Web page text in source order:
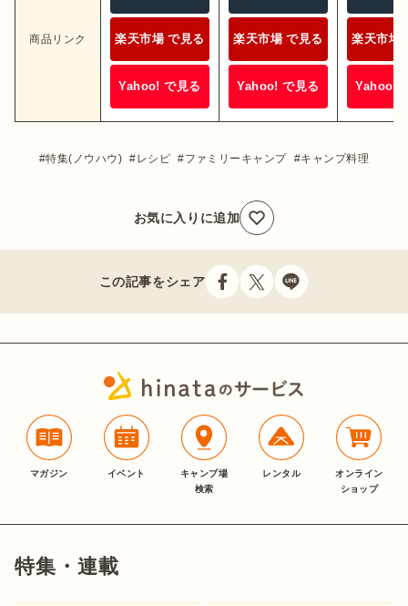
商品リンク 楽天市場 で見る
Yahoo! で見る
楽天市場 で見る
Yahoo! で見る
楽天市場
Yahoo!
特集(ノウハウ) レシピ ファミリーキャンプ キャンプ料理
お気に入りに追加
この記事をシェア
マガジン イベント
キャンプ場
検索
レンタル
オンライン
ショップ
特集・連載